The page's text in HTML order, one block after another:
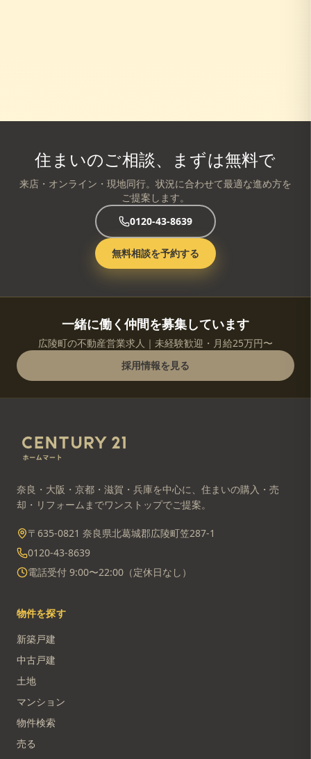
住まいのご相談、まずは無料で
来店・オンライン・現地同行。状況に合わせて最適な進め方を
ご提案します。
0120-43-8639
無料相談を予約する
一緒に働く仲間を募集しています
広陵町の不動産営業求人｜未経験歓迎・月給25万円〜
採用情報を見る
奈良・大阪・京都・滋賀・兵庫を中心に、住まいの購入・売
却・リフォームまでワンストップでご提案。
〒635-0821 奈良県北葛城郡広陵町笠287-1
0120-43-8639
電話受付 9:00〜22:00（定休日なし）
物件を探す
新築戸建
中古戸建
土地
マンション
物件検索
売る